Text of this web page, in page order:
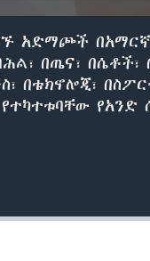
አድማጮች
በጤና፣ በሴቶች፣
በቴክኖሎጂ፣
የአንድ